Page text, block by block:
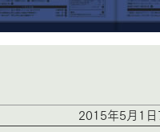
2015年5月1